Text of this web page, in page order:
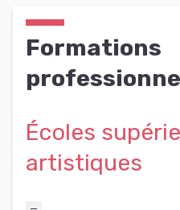
Formations
Écoles
artistiques